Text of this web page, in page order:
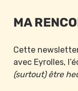
MA
Cette
avec Eyrolles,
(surtout) être